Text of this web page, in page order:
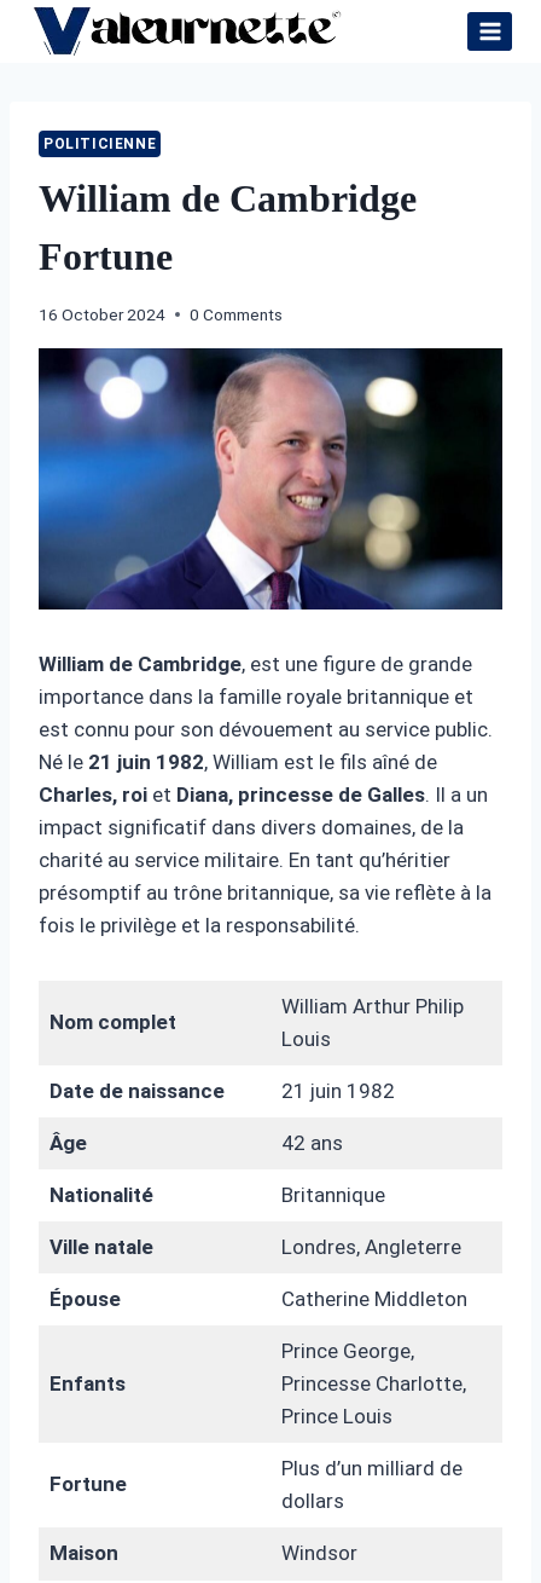
Skip
POLITICIENNE
William de Cambridge
Fortune
16 October 2024 0 Comments
William de Cambridge, est une figure de grande
importance dans la famille royale britannique et
est connu pour son dévouement au service public.
Né le 21 juin 1982, William est le fils aîné de
Charles, roi et Diana, princesse de Galles. Il a un
impact significatif dans divers domaines, de la
charité au service militaire. En tant qu’héritier
présomptif au trône britannique, sa vie reflète à la
fois le privilège et la responsabilité.
Nom complet
William Arthur Philip
Louis
Date de naissance 21 juin 1982
Âge 42 ans
Nationalité Britannique
Ville natale Londres, Angleterre
Épouse Catherine Middleton
Enfants
Prince George,
Princesse Charlotte,
Prince Louis
Fortune
Plus d’un milliard de
dollars
Maison Windsor